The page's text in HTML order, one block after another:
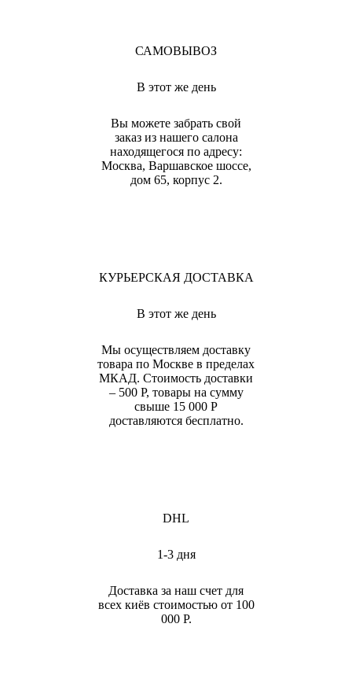
САМОВЫВОЗ
В этот же день
Вы можете забрать свой
заказ из нашего салона
находящегося по адресу:
Москва, Варшавское шоссе,
дом 65, корпус 2.
КУРЬЕРСКАЯ ДОСТАВКА
В этот же день
Мы осуществляем доставку
товара по Москве в пределах
МКАД. Стоимость доставки
– 500 Р, товары на сумму
свыше 15 000 Р
доставляются бесплатно.
DHL
1-3 дня
Доставка за наш счет для
всех киёв стоимостью от 100
000 Р.